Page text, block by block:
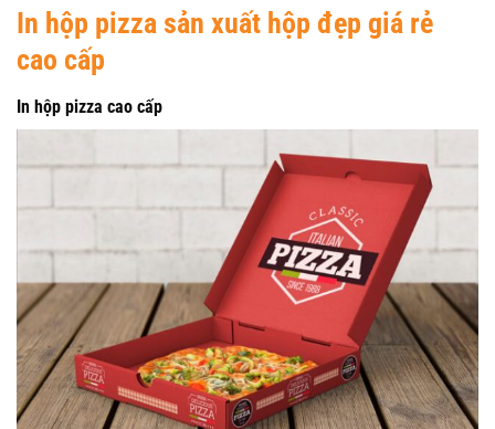
In hộp pizza sản xuất hộp đẹp giá rẻ
cao cấp
In hộp pizza cao cấp